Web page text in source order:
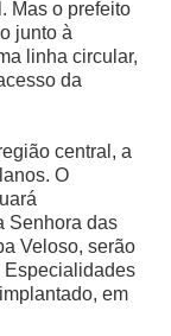
Mas o prefeito
junto à
linha circular,
da
central, a
O
Senhora das
Veloso, serão
Especialidades
em